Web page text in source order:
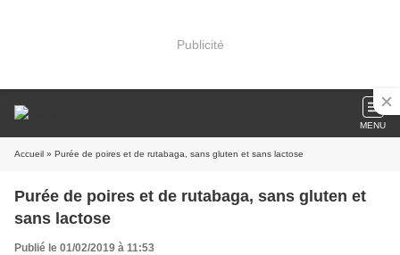
Publicité
MENU
Accueil » Purée de poires et de rutabaga, sans gluten et sans lactose
Purée de poires et de rutabaga, sans gluten et
sans lactose
Publié le 01/02/2019 à 11:53